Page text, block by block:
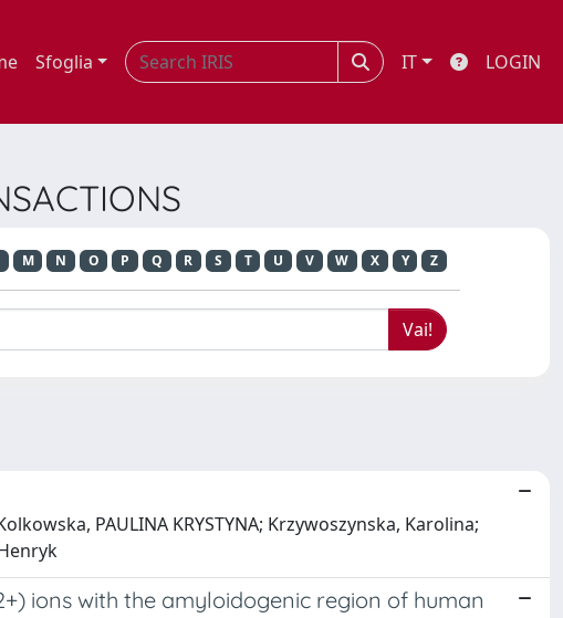
Sfoglia IT LOGIN
M N O P Q R S T U V W X Y Z
PAULINA KRYSTYNA; Krzywoszynska, Karolina;
ions with the amyloidogenic region of human